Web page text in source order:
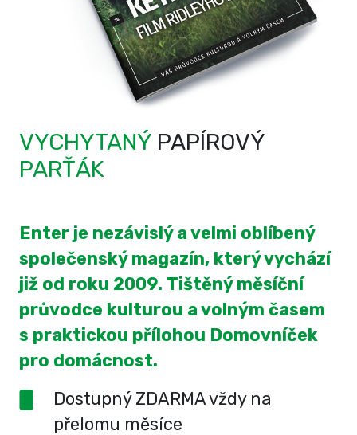
VYCHYTANÝ PAPÍROVÝ
PARŤÁK
Enter je nezávislý a velmi oblíbený
společenský magazín, který vychází
již od roku 2009. Tištěný měsíční
průvodce kulturou a volným časem
s praktickou přílohou Domovníček
pro domácnost.
Dostupný ZDARMA vždy na
přelomu měsíce